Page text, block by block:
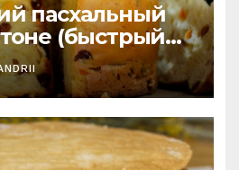
пасхальный
(быстрый